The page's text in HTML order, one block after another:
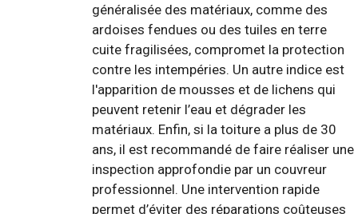
généralisée des matériaux, comme des
ardoises fendues ou des tuiles en terre
cuite fragilisées, compromet la protection
contre les intempéries. Un autre indice est
l'apparition de mousses et de lichens qui
peuvent retenir l’eau et dégrader les
matériaux. Enfin, si la toiture a plus de 30
ans, il est recommandé de faire réaliser une
inspection approfondie par un couvreur
professionnel. Une intervention rapide
permet d’éviter des réparations coûteuses